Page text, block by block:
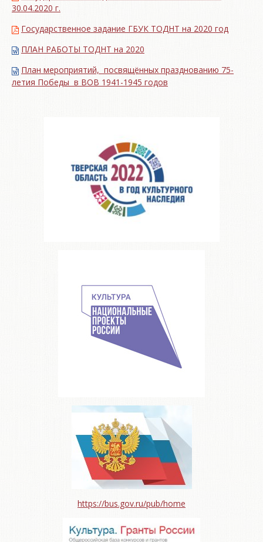
30.04.2020 г.
Государственное задание ГБУК ТОДНТ на 2020 год
ПЛАН РАБОТЫ ТОДНТ на 2020
План мероприятий, посвящённых празднованию 75-
летия Победы в ВОВ 1941-1945 годов
https://bus.gov.ru/pub/home